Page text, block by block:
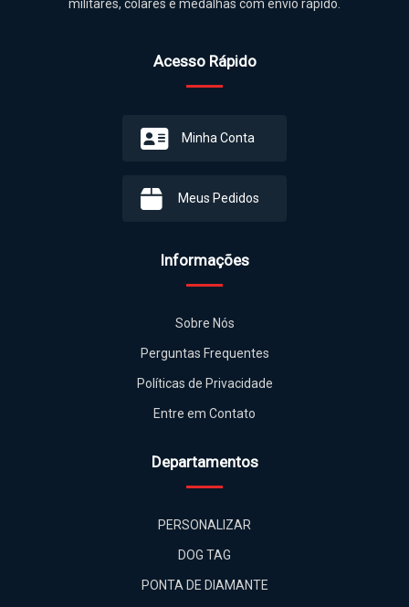
militares, colares e medalhas com envio rápido.
Acesso Rápido
Minha Conta
Meus Pedidos
Informações
Sobre Nós
Perguntas Frequentes
Políticas de Privacidade
Entre em Contato
Departamentos
PERSONALIZAR
DOG TAG
PONTA DE DIAMANTE